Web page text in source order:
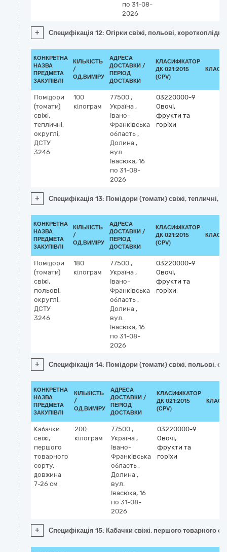
по 31-08-
2026
+ Специфікація 12: Огірки свіжі, польові,
КОНКРЕТНА
НАЗВА
ПРЕДМЕТА
ЗАКУПІВЛІ
КІЛЬКІСТЬ
/
ОД.ВИМІРУ
АДРЕСА
ДОСТАВКИ /
ПЕРІОД
ДОСТАВКИ
КЛАСИФІКАТОР
ДК 021:2015
(CPV)
Помідори
(томати)
свіжі,
тепличні,
округлі,
ДСТУ
3246
100
кілограм
77500 ,
Україна ,
Івано-
Франківська
область ,
Долина ,
вул.
Івасюка, 16
по 31-08-
2026
03220000-9
Овочі,
фрукти та
горіхи
+ Специфікація 13: Помідори (томати) свіжі, тепличні,
КОНКРЕТНА
НАЗВА
ПРЕДМЕТА
ЗАКУПІВЛІ
КІЛЬКІСТЬ
/
ОД.ВИМІРУ
АДРЕСА
ДОСТАВКИ /
ПЕРІОД
ДОСТАВКИ
КЛАСИФІКАТОР
ДК 021:2015
(CPV)
Помідори
(томати)
свіжі,
польові,
округлі,
ДСТУ
3246
180
кілограм
77500 ,
Україна ,
Івано-
Франківська
область ,
Долина ,
вул.
Івасюка, 16
по 31-08-
2026
03220000-9
Овочі,
фрукти та
горіхи
+ Специфікація 14: Помідори (томати) свіжі, польові,
КОНКРЕТНА
НАЗВА
ПРЕДМЕТА
ЗАКУПІВЛІ
КІЛЬКІСТЬ
/
ОД.ВИМІРУ
АДРЕСА
ДОСТАВКИ /
ПЕРІОД
ДОСТАВКИ
КЛАСИФІКАТОР
ДК 021:2015
(CPV)
Кабачки
свіжі,
першого
товарного
сорту,
довжина
7-26 см
200
кілограм
77500 ,
Україна ,
Івано-
Франківська
область ,
Долина ,
вул.
Івасюка, 16
по 31-08-
2026
03220000-9
Овочі,
фрукти та
горіхи
+ Специфікація 15: Кабачки свіжі, першого товарного